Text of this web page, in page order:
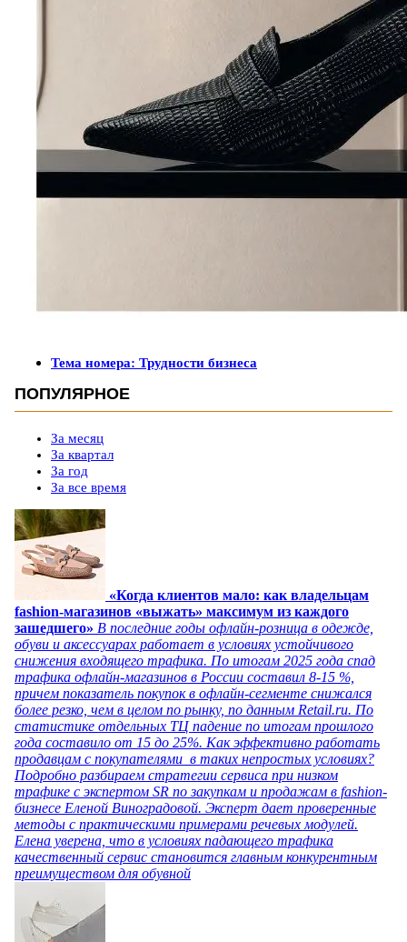
Тема номера: Трудности бизнеса
ПОПУЛЯРНОЕ
За месяц
За квартал
За год
За все время
«Когда клиентов мало: как владельцам
fashion-магазинов «выжать» максимум из каждого
зашедшего» В последние годы офлайн-розница в одежде,
обуви и аксессуарах работает в условиях устойчивого
снижения входящего трафика. По итогам 2025 года спад
трафика офлайн-магазинов в России составил 8-15 %,
причем показатель покупок в офлайн-сегменте снижался
более резко, чем в целом по рынку, по данным Retail.ru. По
статистике отдельных ТЦ падение по итогам прошлого
года составило от 15 до 25%. Как эффективно работать
продавцам с покупателями в таких непростых условиях?
Подробно разбираем стратегии сервиса при низком
трафике с экспертом SR по закупкам и продажам в fashion-
бизнесе Еленой Виноградовой. Эксперт дает проверенные
методы с практическими примерами речевых модулей.
Елена уверена, что в условиях падающего трафика
качественный сервис становится главным конкурентным
преимуществом для обувной